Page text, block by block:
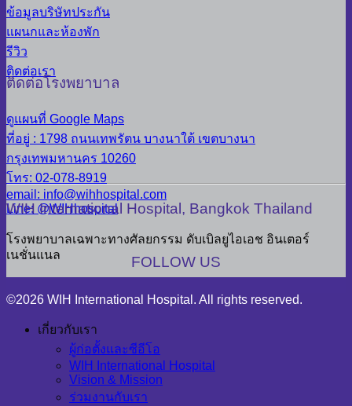
ข้อมูลบริษัทประกัน
แผนกและห้องพัก
รีวิว
ติดต่อเรา
ติดต่อโรงพยาบาล
ดูแผนที่ Google Maps
ที่อยู่ : 1798 ถนนเทพรัตน บางนาใต้ เขตบางนา
กรุงเทพมหานคร 10260
โทร: 02-078-8919
email: info@wihhospital.com
Line: @WIHhospital
WIH International Hospital, Bangkok Thailand
โรงพยาบาลเฉพาะทางศัลยกรรม ดับเบิลยูไอเอช อินเตอร์
เนชั่นแนล
FOLLOW US
©2026 WIH International Hospital. All rights reserved.
เกี่ยวกับเรา
ผู้ก่อตั้งและซีอีโอ
WIH International Hospital
Vision & Mission
ร่วมงานกับเรา